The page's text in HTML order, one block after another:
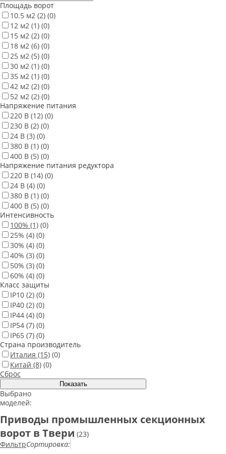
Площадь ворот
10.5 м2 (2) (0)
12 м2 (1) (0)
15 м2 (2) (0)
18 м2 (6) (0)
25 м2 (5) (0)
30 м2 (1) (0)
35 м2 (1) (0)
42 м2 (2) (0)
52 м2 (2) (0)
Напряжение питания
220 В (12) (0)
230 В (2) (0)
24 В (3) (0)
380 В (1) (0)
400 В (5) (0)
Напряжение питания редуктора
220 В (14) (0)
24 В (4) (0)
380 В (1) (0)
400 В (5) (0)
Интенсивность
100% (1) (0)
25% (4) (0)
30% (4) (0)
40% (3) (0)
50% (3) (0)
60% (4) (0)
Класс защиты
IP10 (2) (0)
IP40 (2) (0)
IP44 (4) (0)
IP54 (7) (0)
IP65 (7) (0)
Страна производитель
Италия (15) (0)
Китай (8) (0)
Сброс
Выбрано
моделей:
Приводы промышленных секционных
ворот в Твери (23)
ФильтрСортировка: